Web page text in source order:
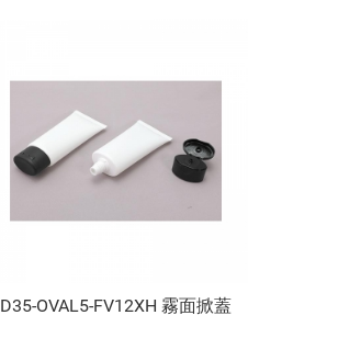
D35-OVAL5-FV12XH 霧面掀蓋